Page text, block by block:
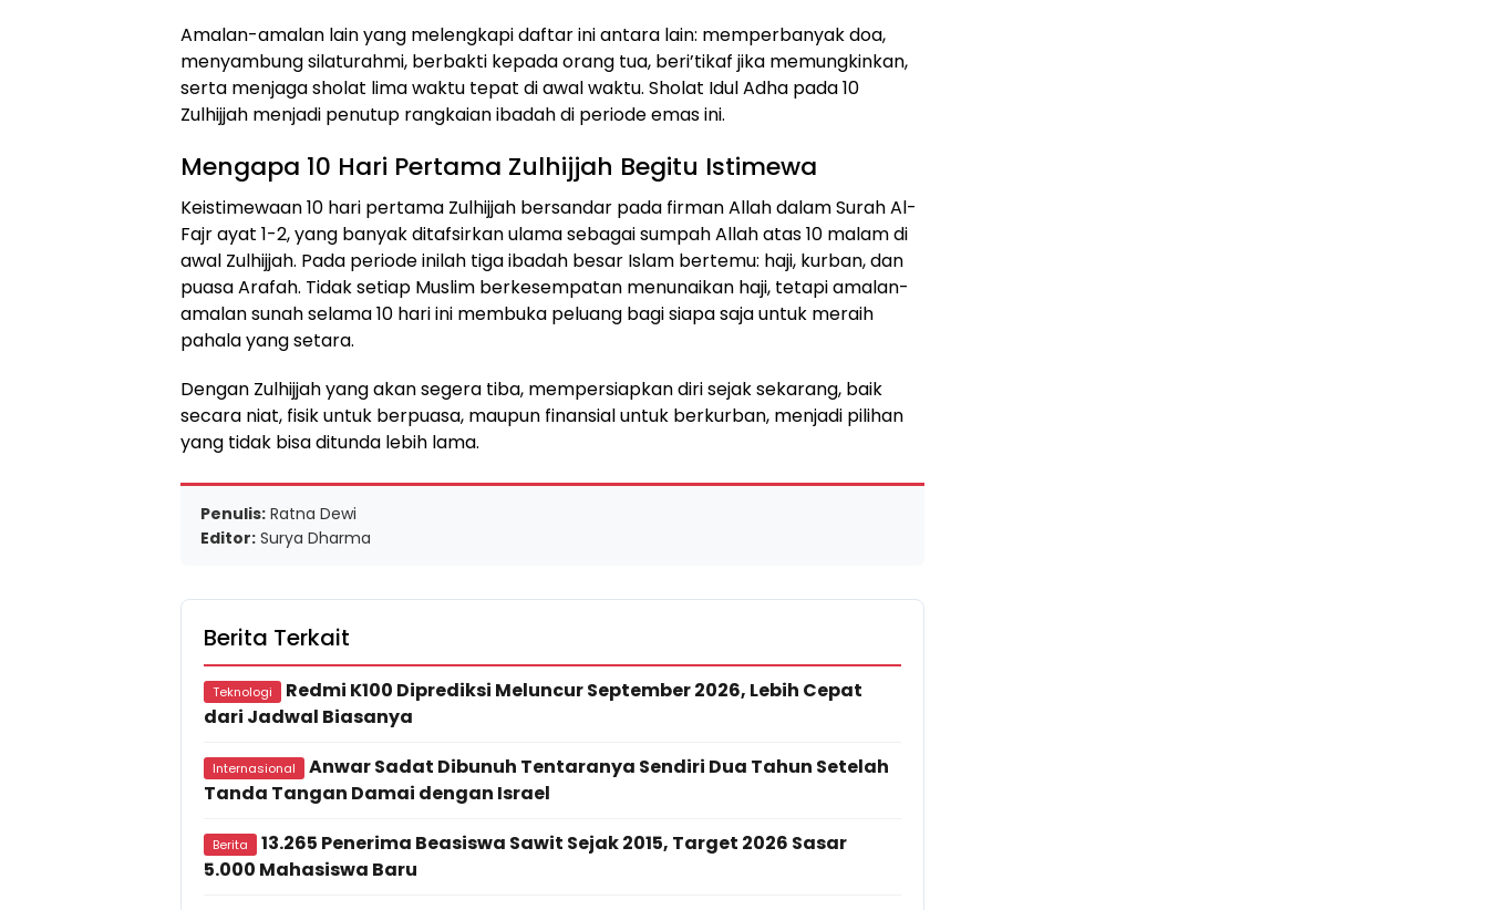
Amalan-amalan lain yang melengkapi daftar ini antara lain: memperbanyak doa,
menyambung silaturahmi, berbakti kepada orang tua, beri’tikaf jika memungkinkan,
serta menjaga sholat lima waktu tepat di awal waktu. Sholat Idul Adha pada 10
Zulhijjah menjadi penutup rangkaian ibadah di periode emas ini.
Mengapa 10 Hari Pertama Zulhijjah Begitu Istimewa
Keistimewaan 10 hari pertama Zulhijjah bersandar pada firman Allah dalam Surah Al-
Fajr ayat 1-2, yang banyak ditafsirkan ulama sebagai sumpah Allah atas 10 malam di
awal Zulhijjah. Pada periode inilah tiga ibadah besar Islam bertemu: haji, kurban, dan
puasa Arafah. Tidak setiap Muslim berkesempatan menunaikan haji, tetapi amalan-
amalan sunah selama 10 hari ini membuka peluang bagi siapa saja untuk meraih
pahala yang setara.
Dengan Zulhijjah yang akan segera tiba, mempersiapkan diri sejak sekarang, baik
secara niat, fisik untuk berpuasa, maupun finansial untuk berkurban, menjadi pilihan
yang tidak bisa ditunda lebih lama.
Penulis: Ratna Dewi
Editor: Surya Dharma
Berita Terkait
Teknologi
Redmi K100 Diprediksi Meluncur September 2026, Lebih Cepat
dari Jadwal Biasanya
Internasional
Anwar Sadat Dibunuh Tentaranya Sendiri Dua Tahun Setelah
Tanda Tangan Damai dengan Israel
Berita
13.265 Penerima Beasiswa Sawit Sejak 2015, Target 2026 Sasar
5.000 Mahasiswa Baru